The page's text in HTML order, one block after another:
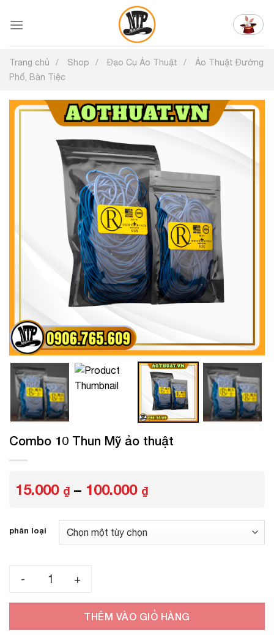
đến
Trang chủ Shop Đạo Cụ Ảo Thuật
Ảo Thuật Đường
Phố, Bàn Tiệc
Combo 10 Thun Mỹ ảo thuật
15.000 ₫ – 100.000 ₫Khoảng
giá:
đến
phân loại
THÊM VÀO GIỎ HÀNG